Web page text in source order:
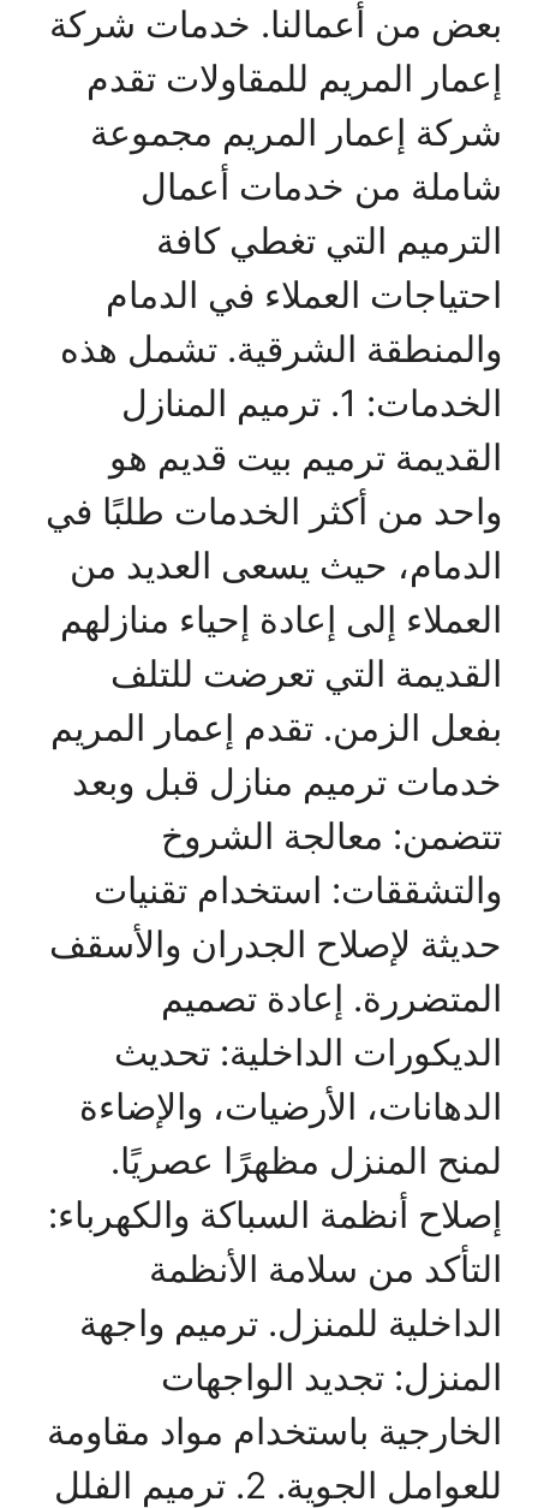
بعض من أعمالنا. خدمات شركة
إعمار المريم للمقاولات تقدم
شركة إعمار المريم مجموعة
شاملة من خدمات أعمال
الترميم التي تغطي كافة
احتياجات العملاء في الدمام
والمنطقة الشرقية. تشمل هذه
الخدمات: 1. ترميم المنازل
القديمة ترميم بيت قديم هو
واحد من أكثر الخدمات طلبًا في
الدمام، حيث يسعى العديد من
العملاء إلى إعادة إحياء منازلهم
القديمة التي تعرضت للتلف
بفعل الزمن. تقدم إعمار المريم
خدمات ترميم منازل قبل وبعد
تتضمن: معالجة الشروخ
والتشققات: استخدام تقنيات
حديثة لإصلاح الجدران والأسقف
المتضررة. إعادة تصميم
الديكورات الداخلية: تحديث
الدهانات، الأرضيات، والإضاءة
لمنح المنزل مظهرًا عصريًا.
إصلاح أنظمة السباكة والكهرباء:
التأكد من سلامة الأنظمة
الداخلية للمنزل. ترميم واجهة
المنزل: تجديد الواجهات
الخارجية باستخدام مواد مقاومة
للعوامل الجوية. 2. ترميم الفلل